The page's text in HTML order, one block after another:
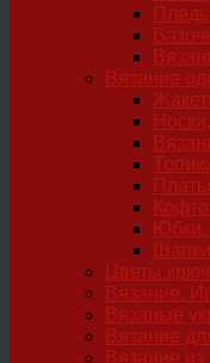
Вязание
Цветы
Вязание.
Вязаные
Вязание
Вязание